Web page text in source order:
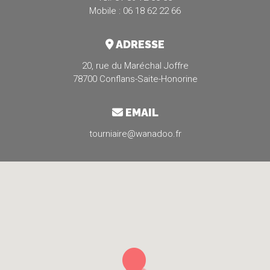
Mobile : 06 18 62 22 66
ADRESSE
20, rue du Maréchal Joffre
78700 Conflans-Saite-Honorine
EMAIL
tourniaire@wanadoo.fr